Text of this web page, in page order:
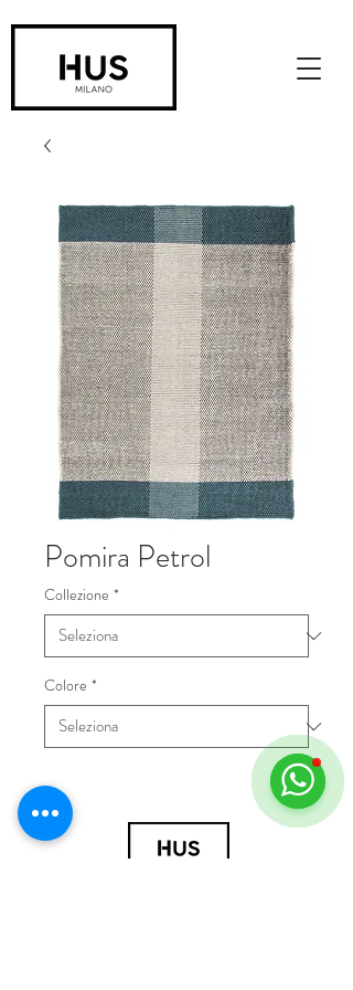
Pomira Petrol
Collezione *
Colore *